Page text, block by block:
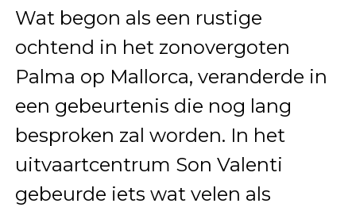
Wat begon als een rustige
ochtend in het zonovergoten
Palma op Mallorca, veranderde in
een gebeurtenis die nog lang
besproken zal worden. In het
uitvaartcentrum Son Valenti
gebeurde iets wat velen als